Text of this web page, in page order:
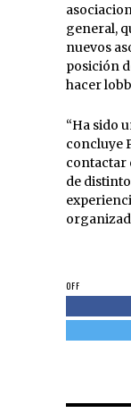
general,
nuevos
posición
hacer
“Ha sido
concluye
contactar
de
OFF